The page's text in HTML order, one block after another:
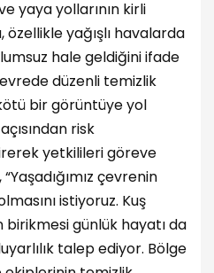
yaya yollarının kirli
yağışlı havalarda
hale geldiğini ifade
düzenli temizlik
bir görüntüye yol
risk
yetkilileri göreve
çevrenin
istiyoruz. Kuş
günlük hayatı da
talep ediyor. Bölge